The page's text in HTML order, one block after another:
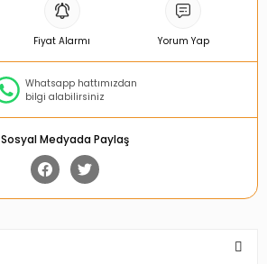
Fiyat Alarmı Yorum Yap
Whatsapp hattımızdan
bilgi alabilirsiniz
Sosyal Medyada Paylaş